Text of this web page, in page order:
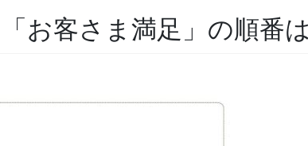
「お客さま満足」の順番